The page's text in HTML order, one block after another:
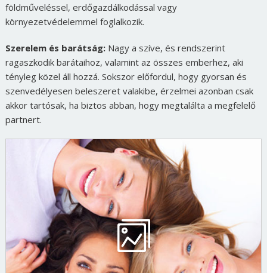
földműveléssel, erdőgazdálkodással vagy
környezetvédelemmel foglalkozik.
Szerelem és barátság:Nagy a szíve, és rendszerint
ragaszkodik barátaihoz, valamint az összes emberhez, aki
tényleg közel áll hozzá. Sokszor előfordul, hogy gyorsan és
szenvedélyesen beleszeret valakibe, érzelmei azonban csak
akkor tartósak, ha biztos abban, hogy megtalálta a megfelelő
partnert.